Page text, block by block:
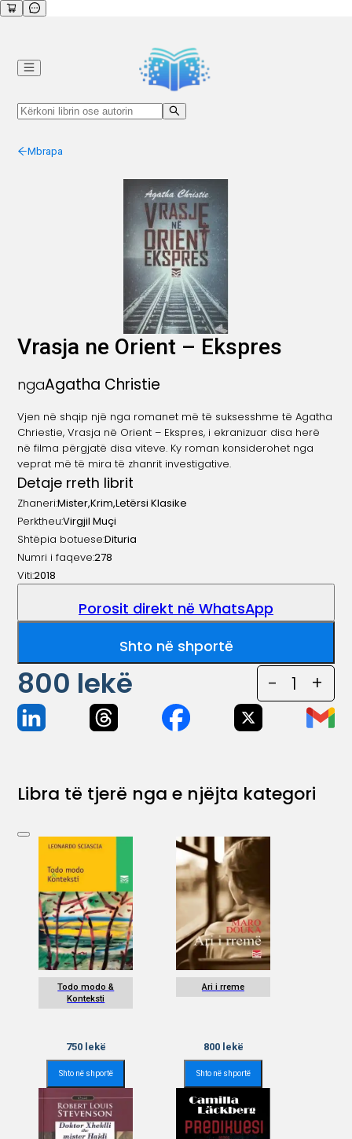
Mbrapa
Vrasja ne Orient – Ekspres
ngaAgatha Christie
Vjen në shqip një nga romanet më të suksesshme të Agatha
Chriestie, Vrasja në Orient – Ekspres, i ekranizuar disa herë
në filma përgjatë disa viteve. Ky roman konsiderohet nga
veprat më të mira të zhanrit investigative.
Detaje rreth librit
Zhaneri:Mister,Krim,Letërsi Klasike
Perktheu:Virgjil Muçi
Shtëpia botuese:Dituria
Numri i faqeve:278
Viti:2018
Porosit direkt në WhatsApp
Shto në shportë
800 lekë - 1 +
Libra të tjerë nga e njëjta kategori
Todo modo &
Konteksti
750lekë
Shto në shportë
Ari i rreme
800lekë
Shto në shportë